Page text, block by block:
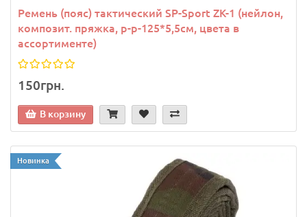
Ремень (пояс) тактический SP-Sport ZK-1 (нейлон,
композит. пряжка, р-р-125*5,5см, цвета в
ассортименте)
150грн.
В корзину
Новинка